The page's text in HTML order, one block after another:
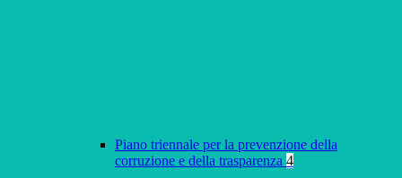
Piano triennale per la prevenzione della
corruzione e della trasparenza 4